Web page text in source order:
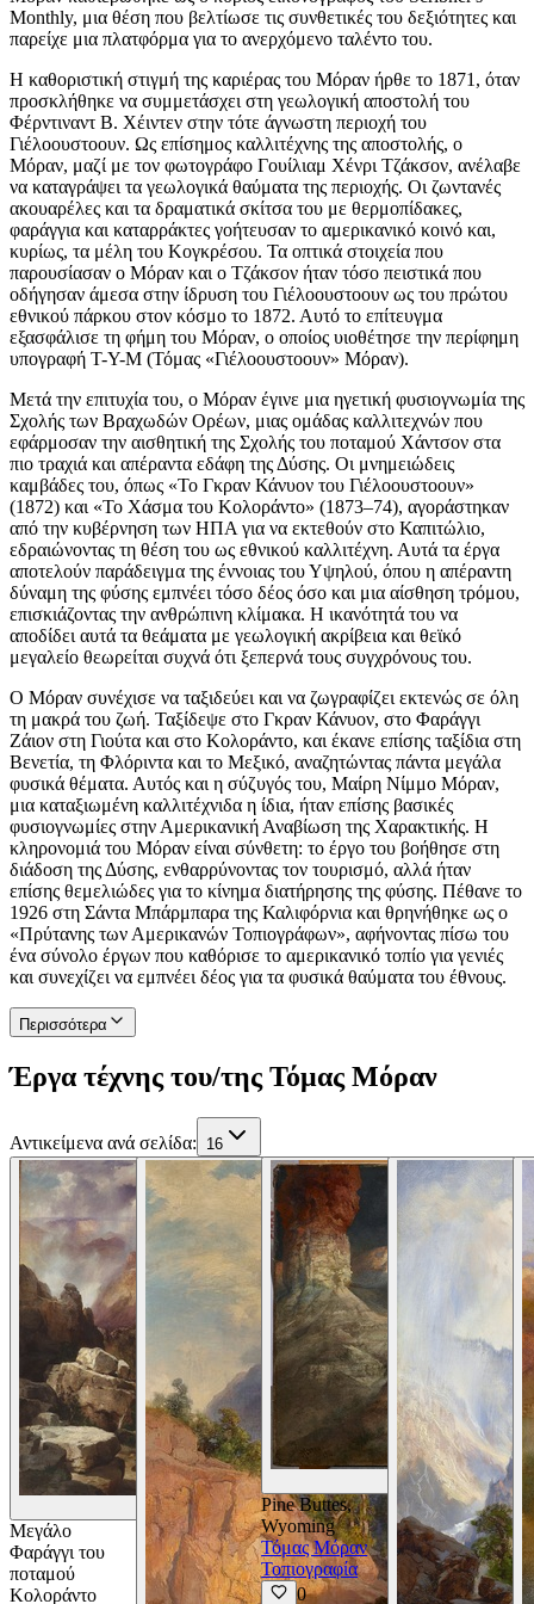
Monthly, μια θέση που βελτίωσε τις συνθετικές του δεξιότητες και
παρείχε μια πλατφόρμα για το ανερχόμενο ταλέντο του.
Η καθοριστική στιγμή της καριέρας του Μόραν ήρθε το 1871, όταν
προσκλήθηκε να συμμετάσχει στη γεωλογική αποστολή του
Φέρντιναντ Β. Χέιντεν στην τότε άγνωστη περιοχή του
Γιέλοουστοουν. Ως επίσημος καλλιτέχνης της αποστολής, ο
Μόραν, μαζί με τον φωτογράφο Γουίλιαμ Χένρι Τζάκσον, ανέλαβε
να καταγράψει τα γεωλογικά θαύματα της περιοχής. Οι ζωντανές
ακουαρέλες και τα δραματικά σκίτσα του με θερμοπίδακες,
φαράγγια και καταρράκτες γοήτευσαν το αμερικανικό κοινό και,
κυρίως, τα μέλη του Κογκρέσου. Τα οπτικά στοιχεία που
παρουσίασαν ο Μόραν και ο Τζάκσον ήταν τόσο πειστικά που
οδήγησαν άμεσα στην ίδρυση του Γιέλοουστοουν ως του πρώτου
εθνικού πάρκου στον κόσμο το 1872. Αυτό το επίτευγμα
εξασφάλισε τη φήμη του Μόραν, ο οποίος υιοθέτησε την περίφημη
υπογραφή T-Y-M (Τόμας «Γιέλοουστοουν» Μόραν).
Μετά την επιτυχία του, ο Μόραν έγινε μια ηγετική φυσιογνωμία της
Σχολής των Βραχωδών Ορέων, μιας ομάδας καλλιτεχνών που
εφάρμοσαν την αισθητική της Σχολής του ποταμού Χάντσον στα
πιο τραχιά και απέραντα εδάφη της Δύσης. Οι μνημειώδεις
καμβάδες του, όπως «Το Γκραν Κάνυον του Γιέλοουστοουν»
(1872) και «Το Χάσμα του Κολοράντο» (1873–74), αγοράστηκαν
από την κυβέρνηση των ΗΠΑ για να εκτεθούν στο Καπιτώλιο,
εδραιώνοντας τη θέση του ως εθνικού καλλιτέχνη. Αυτά τα έργα
αποτελούν παράδειγμα της έννοιας του Υψηλού, όπου η απέραντη
δύναμη της φύσης εμπνέει τόσο δέος όσο και μια αίσθηση τρόμου,
επισκιάζοντας την ανθρώπινη κλίμακα. Η ικανότητά του να
αποδίδει αυτά τα θεάματα με γεωλογική ακρίβεια και θεϊκό
μεγαλείο θεωρείται συχνά ότι ξεπερνά τους συγχρόνους του.
Ο Μόραν συνέχισε να ταξιδεύει και να ζωγραφίζει εκτενώς σε όλη
τη μακρά του ζωή. Ταξίδεψε στο Γκραν Κάνυον, στο Φαράγγι
Ζάιον στη Γιούτα και στο Κολοράντο, και έκανε επίσης ταξίδια στη
Βενετία, τη Φλόριντα και το Μεξικό, αναζητώντας πάντα μεγάλα
φυσικά θέματα. Αυτός και η σύζυγός του, Μαίρη Νίμμο Μόραν,
μια καταξιωμένη καλλιτέχνιδα η ίδια, ήταν επίσης βασικές
φυσιογνωμίες στην Αμερικανική Αναβίωση της Χαρακτικής. Η
κληρονομιά του Μόραν είναι σύνθετη: το έργο του βοήθησε στη
διάδοση της Δύσης, ενθαρρύνοντας τον τουρισμό, αλλά ήταν
επίσης θεμελιώδες για το κίνημα διατήρησης της φύσης. Πέθανε το
1926 στη Σάντα Μπάρμπαρα της Καλιφόρνια και θρηνήθηκε ως ο
«Πρύτανης των Αμερικανών Τοπιογράφων», αφήνοντας πίσω του
ένα σύνολο έργων που καθόρισε το αμερικανικό τοπίο για γενιές
και συνεχίζει να εμπνέει δέος για τα φυσικά θαύματα του έθνους.
Περισσότερα
Έργα τέχνης του/της Τόμας Μόραν
Αντικείμενα ανά σελίδα: 16
Προβολή Λεπτομερειών
Μεγάλο
Φαράγγι του
ποταμού
Κολοράντο
Pine Buttes,
Wyoming
Τόμας Μόραν
Τοπιογραφία
0